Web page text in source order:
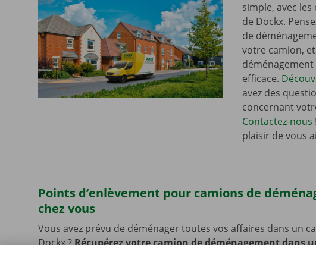
simple, avec
de Dockx.
de
votre camion,
efficace.
avez des
concernant
Contactez-nous
plaisir de vous
Points d’enlèvement pour camions de
chez vous
Vous avez prévu de déménager toutes vos affaires dans un
Dockx ?Récupérez votre camion de déménagement dans